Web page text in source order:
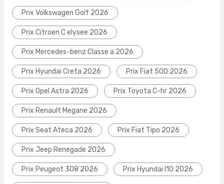
Prix Volkswagen Golf 2026
Prix Citroen C elysee 2026
Prix Mercedes-benz Classe a 2026
Prix Hyundai Creta 2026 Prix Fiat 500 2026
Prix Opel Astra 2026 Prix Toyota C-hr 2026
Prix Renault Megane 2026
Prix Seat Ateca 2026 Prix Fiat Tipo 2026
Prix Jeep Renegade 2026
Prix Peugeot 308 2026 Prix Hyundai I10 2026